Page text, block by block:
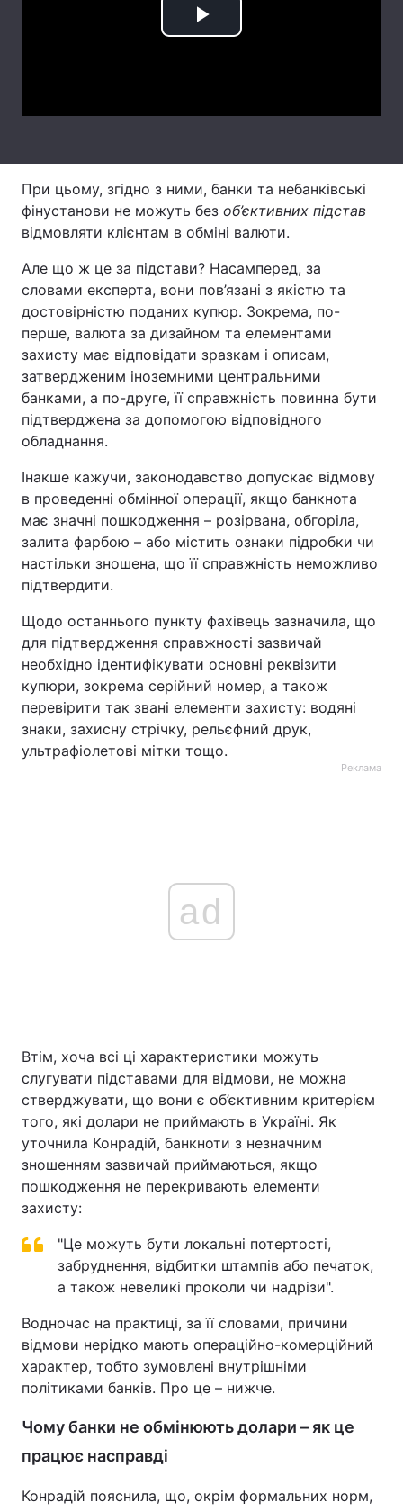
Play
При цьому, згідно з ними, банки та небанківські
фінустанови не можуть без об’єктивних підстав
відмовляти клієнтам в обміні валюти.
Але що ж це за підстави? Насамперед, за
словами експерта, вони пов’язані з якістю та
достовірністю поданих купюр. Зокрема, по-
перше, валюта за дизайном та елементами
захисту має відповідати зразкам і описам,
затвердженим іноземними центральними
банками, а по-друге, її справжність повинна бути
підтверджена за допомогою відповідного
обладнання.
Інакше кажучи, законодавство допускає відмову
в проведенні обмінної операції, якщо банкнота
має значні пошкодження – розірвана, обгоріла,
залита фарбою – або містить ознаки підробки чи
настільки зношена, що її справжність неможливо
підтвердити.
Щодо останнього пункту фахівець зазначила, що
для підтвердження справжності зазвичай
необхідно ідентифікувати основні реквізити
купюри, зокрема серійний номер, а також
перевірити так звані елементи захисту: водяні
знаки, захисну стрічку, рельєфний друк,
ультрафіолетові мітки тощо.
Реклама
ad
Втім, хоча всі ці характеристики можуть
слугувати підставами для відмови, не можна
стверджувати, що вони є об’єктивним критерієм
того, які долари не приймають в Україні. Як
уточнила Конрадій, банкноти з незначним
зношенням зазвичай приймаються, якщо
пошкодження не перекривають елементи
захисту:
"Це можуть бути локальні потертості,
забруднення, відбитки штампів або печаток,
а також невеликі проколи чи надрізи".
Водночас на практиці, за її словами, причини
відмови нерідко мають операційно-комерційний
характер, тобто зумовлені внутрішніми
політиками банків. Про це – нижче.
Чому банки не обмінюють долари – як це
працює насправді
Конрадій пояснила, що, окрім формальних норм,